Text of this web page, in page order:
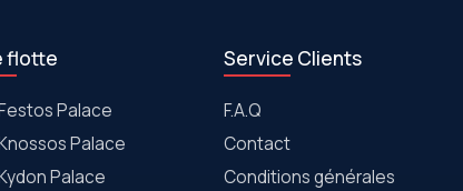
flotte
Palace
Palace
Palace
Service Clients
F.A.Q
Contact
Conditions générales